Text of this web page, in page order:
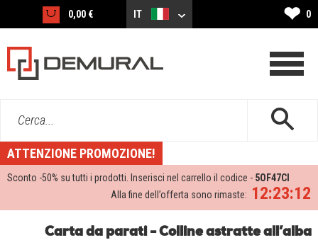
0,00 € IT ❤ 0
Cerca...
ATTENZIONE PROMOZIONE!
Sconto -50% su tutti i prodotti. Inserisci nel carrello il codice - 5OF47CI
12:23:11
Alla fine dell’offerta sono rimaste:
Carta da parati - Colline astratte all’alba